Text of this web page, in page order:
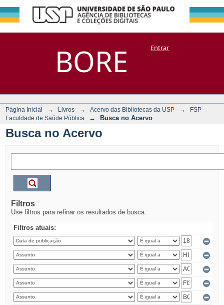
BORE
Busca no Acervo
DSpace/Manakin + CoriscoEntrar
Página Inicial → Livros → Acervo das Bibliotecas da USP →
FSP -
Faculdade de Saúde Pública
→ Busca no Acervo
Busca no Acervo
Filtros
Use filtros para refinar os resultados de busca.
Filtros atuais: